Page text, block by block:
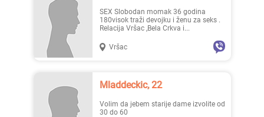
SEX Slobodan momak 36 godina
180visok traži devojku i ženu za seks .
Relacija Vršac ,Bela Crkva i...
Vršac
Mladdeckic, 22
Volim da jebem starije dame izvolite od
30 do 60